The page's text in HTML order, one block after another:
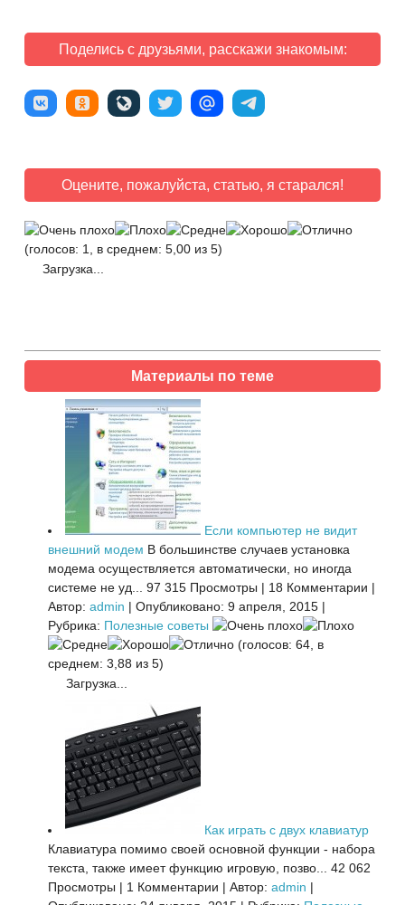
Поделись с друзьями, расскажи знакомым:
Оцените, пожалуйста, статью, я старался!
(голосов: 1, в среднем: 5,00 из 5)
Загрузка...
Материалы по теме
Если компьютер не видит
внешний модем В большинстве случаев установка
модема осуществляется автоматически, но иногда
системе не уд... 97 315 Просмотры | 18 Комментарии |
Автор: admin | Опубликовано: 9 апреля, 2015 |
Рубрика: Полезные советы
(голосов: 64, в
среднем: 3,88 из 5)
Загрузка...
Как играть с двух клавиатур
Клавиатура помимо своей основной функции - набора
текста, также имеет функцию игровую, позво... 42 062
Просмотры | 1 Комментарии | Автор: admin |